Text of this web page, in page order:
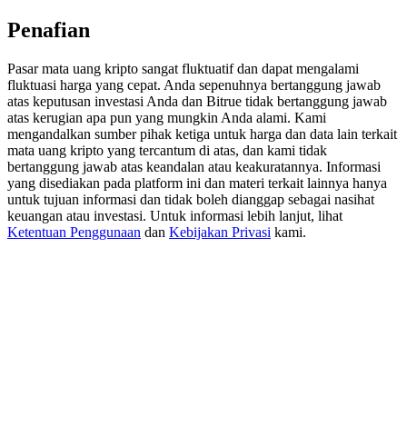
USDT New User Exclusive 10% APR
USDT Flexible Staking | Daily Rewards
New Listing Futures Fest
Trade New Futures, Win 200,000 USDT
Penafian
Pasar mata uang kripto sangat fluktuatif dan dapat mengalami
fluktuasi harga yang cepat. Anda sepenuhnya bertanggung jawab
atas keputusan investasi Anda dan Bitrue tidak bertanggung jawab
atas kerugian apa pun yang mungkin Anda alami. Kami
mengandalkan sumber pihak ketiga untuk harga dan data lain terkait
mata uang kripto yang tercantum di atas, dan kami tidak
bertanggung jawab atas keandalan atau keakuratannya. Informasi
yang disediakan pada platform ini dan materi terkait lainnya hanya
untuk tujuan informasi dan tidak boleh dianggap sebagai nasihat
keuangan atau investasi. Untuk informasi lebih lanjut, lihat
Ketentuan Penggunaan dan Kebijakan Privasi kami.